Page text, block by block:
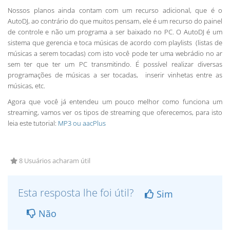
Nossos planos ainda contam com um recurso adicional, que é o
AutoDJ, ao contrário do que muitos pensam, ele é um recurso do painel
de controle e não um programa a ser baixado no PC. O AutoDJ é um
sistema que gerencia e toca músicas de acordo com playlists (listas de
músicas a serem tocadas) com isto você pode ter uma webrádio no ar
sem ter que ter um PC transmitindo. É possível realizar diversas
programações de músicas a ser tocadas, inserir vinhetas entre as
músicas, etc.
Agora que você já entendeu um pouco melhor como funciona um
streaming, vamos ver os tipos de streaming que oferecemos, para isto
leia este tutorial: MP3 ou aacPlus
8 Usuários acharam útil
Esta resposta lhe foi útil?
Sim
Não